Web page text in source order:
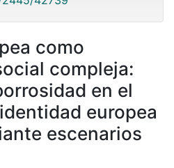
como
compleja:
en el
europea
escenarios